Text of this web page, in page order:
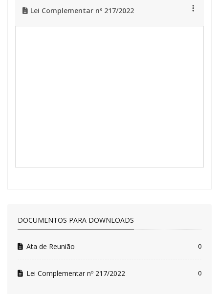
Lei Complementar nº 217/2022
DOCUMENTOS PARA DOWNLOADS
Ata de Reunião 0
Lei Complementar nº 217/2022 0